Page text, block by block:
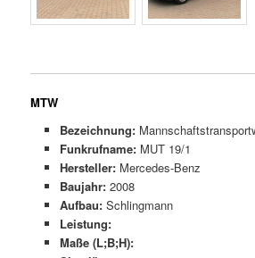
MTW
Bezeichnung:
Funkrufname:MUT 19/1
Hersteller:Mercedes-Benz
Baujahr:2008
Aufbau:Schlingmann
Leistung:
Maße (L;B;H):